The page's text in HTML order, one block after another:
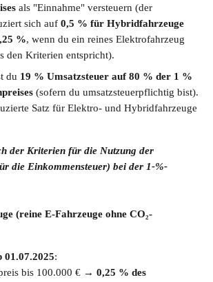
als "Einnahme" versteuern (der
sich auf 0,5 % für Hybridfahrzeuge
%, wenn du ein reines Elektrofahrzeug
den Kriterien entspricht).
du 19 % Umsatzsteuer auf 80 % der 1 %
(sofern du umsatzsteuerpflichtig bist).
Satz für Elektro- und Hybridfahrzeuge
der Kriterien für die Nutzung der
die Einkommensteuer) bei der 1-%-
(reine E-Fahrzeuge ohne CO₂-
01.07.2025:
bis 100.000 € → 0,25 % des